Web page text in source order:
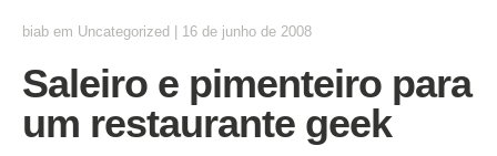
biab em Uncategorized 16 de junho de 2008
Saleiro e pimenteiro para
um restaurante geek